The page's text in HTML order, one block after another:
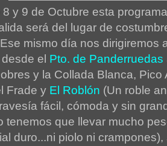
8 y 9 de Octubre esta
será del lugar de
mismo día nos dirigiremos
desde el Pto. de Panderruedas
y la Collada Blanca, Pico
Frade y El Roblón (Un roble
fácil, cómoda y sin
tenemos que llevar mucho
duro...ni piolo ni